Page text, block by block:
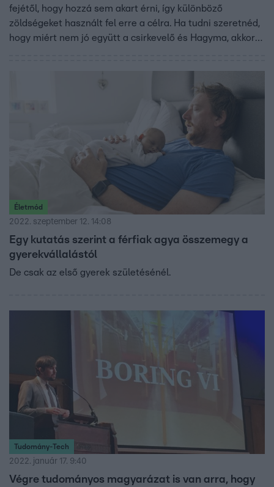
fejétől, hogy hozzá sem akart érni, így különböző
zöldségeket használt fel erre a célra. Ha tudni szeretnéd,
hogy miért nem jó együtt a csirkevelő és Hagyma, akkor
Életmód
2022. szeptember 12. 14:08
Egy kutatás szerint a férfiak agya összemegy a
gyerekvállalástól
De csak az első gyerek születésénél.
Tudomány-Tech
2022. január 17. 9:40
Végre tudományos magyarázat is van arra, hogy